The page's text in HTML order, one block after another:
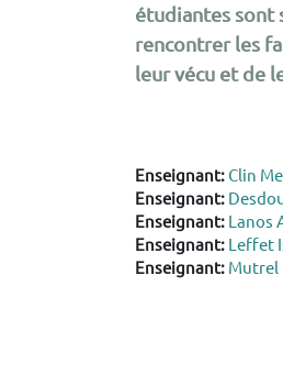
étudiantes sont
rencontrer les
leur vécu et de
Enseignant:Clin
Enseignant:
Enseignant: Lanos
Enseignant: Leffet
Enseignant: Mutrel